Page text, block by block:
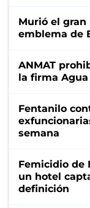
Murió el
emblema de
ANMAT
la firma
Fentanilo
semana
Femicidio de
un hotel
definición